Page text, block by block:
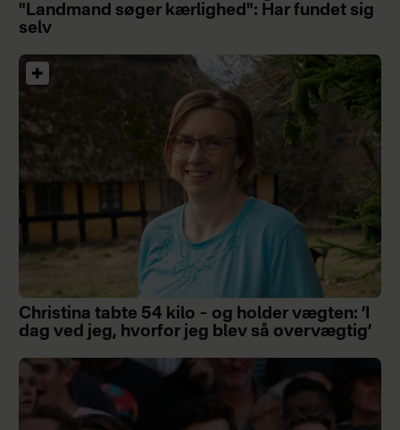
"Landmand søger kærlighed": Har fundet sig
selv
Christina tabte 54 kilo – og holder vægten: ’I
dag ved jeg, hvorfor jeg blev så overvægtig’